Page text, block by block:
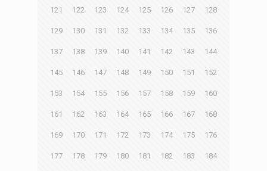
121 122 123 124 125 126 127 128
129 130 131 132 133 134 135 136
137 138 139 140 141 142 143 144
145 146 147 148 149 150 151 152
153 154 155 156 157 158 159 160
161 162 163 164 165 166 167 168
169 170 171 172 173 174 175 176
177 178 179 180 181 182 183 184